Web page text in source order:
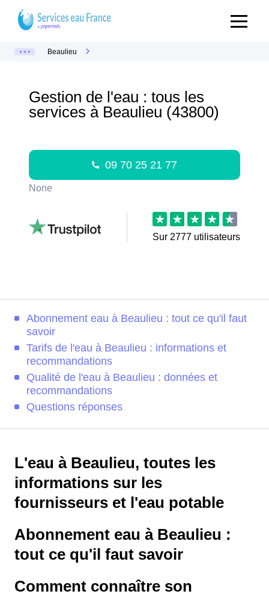
Beaulieu
Gestion de l'eau : tous les
services à Beaulieu (43800)
09 70 25 21 77
None
Sur 2777 utilisateurs
Abonnement eau à Beaulieu : tout ce qu'il faut
savoir
Tarifs de l'eau à Beaulieu : informations et
recommandations
Qualité de l'eau à Beaulieu : données et
recommandations
Questions réponses
L'eau à Beaulieu, toutes les
informations sur les
fournisseurs et l'eau potable
Abonnement eau à Beaulieu :
tout ce qu'il faut savoir
Comment connaître son